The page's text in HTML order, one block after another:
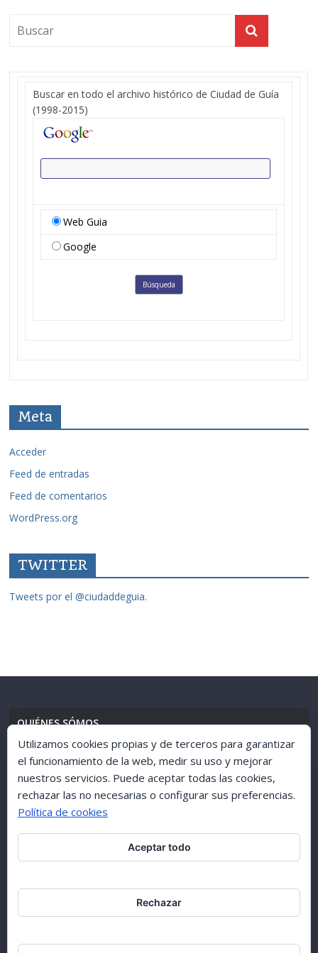
Buscar en todo el archivo histórico de Ciudad de Guía
(1998-2015)
Web Guia
Google
Meta
Acceder
Feed de entradas
Feed de comentarios
WordPress.org
TWITTER
Tweets por el @ciudaddeguia.
QUIÉNES SÓMOS
AVISO LEGAL// POLÍTICA DE PRIVACIDAD
ARCHIVO 1998-2015
Utilizamos cookies propias y de terceros para garantizar
el funcionamiento de la web, medir su uso y mejorar
nuestros servicios. Puede aceptar todas las cookies,
rechazar las no necesarias o configurar sus preferencias.
Política de cookies
Aceptar todo
Rechazar